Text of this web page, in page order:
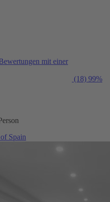
mit einer
(18) 99%
Spain